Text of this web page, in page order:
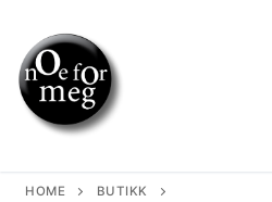
content
HOME
BUTIKK